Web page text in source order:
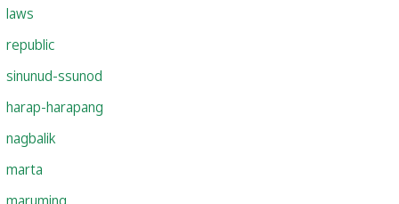
laws
republic
sinunud-ssunod
harap-harapang
nagbalik
marta